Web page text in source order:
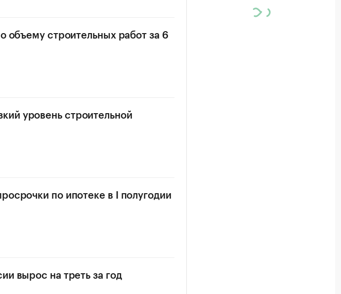
объему строительных работ за 6
уровень строительной
по ипотеке в I полугодии
вырос на треть за год